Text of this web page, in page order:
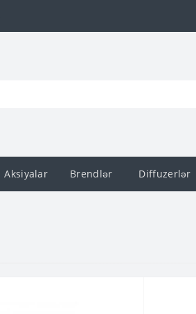
Aksiyalar Brendlər Diffuzerlər